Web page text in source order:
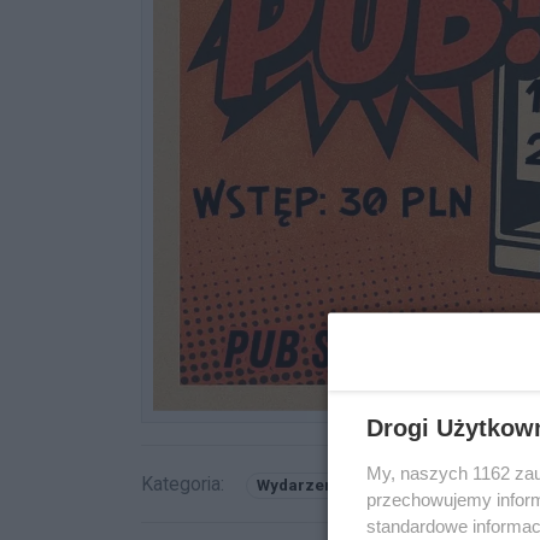
Kategoria: Wydarzenia
Drogi
My, naszych 1162
przechowujemy
standardowe